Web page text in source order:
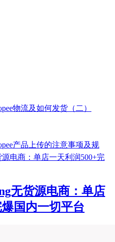
物流及如何发货（二）
产品上传的注意事项及规
无货源电商：单店
国内一切平台